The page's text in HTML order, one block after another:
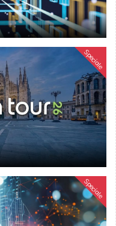
Speciale
Speciale